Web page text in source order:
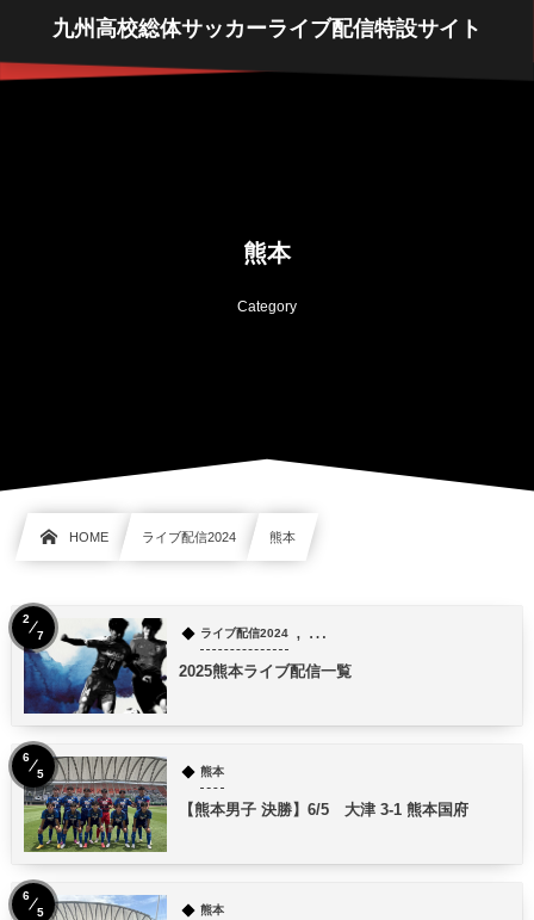
九州高校総体サッカーライブ配信特設サイト
熊本
Category
HOME ライブ配信2024 熊本
ライブ配信2024 , …
2025熊本ライブ配信一覧
2
7
熊本
【熊本男子 決勝】6/5 大津 3-1 熊本国府
6
5
熊本
6
5